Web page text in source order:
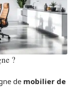
?
de mobilier de